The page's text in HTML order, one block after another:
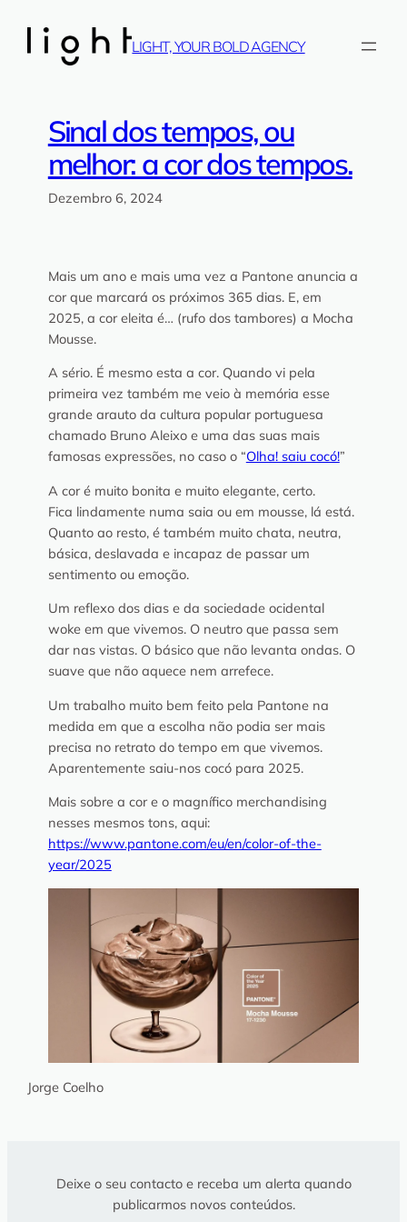
LIGHT, YOUR BOLD AGENCY
Sinal dos tempos, ou
melhor: a cor dos tempos.
Dezembro 6, 2024
Mais um ano e mais uma vez a Pantone anuncia a
cor que marcará os próximos 365 dias. E, em
2025, a cor eleita é… (rufo dos tambores) a Mocha
Mousse.
A sério. É mesmo esta a cor. Quando vi pela
primeira vez também me veio à memória esse
grande arauto da cultura popular portuguesa
chamado Bruno Aleixo e uma das suas mais
famosas expressões, no caso o “Olha! saiu cocó!”
A cor é muito bonita e muito elegante, certo.
Fica lindamente numa saia ou em mousse, lá está.
Quanto ao resto, é também muito chata, neutra,
básica, deslavada e incapaz de passar um
sentimento ou emoção.
Um reflexo dos dias e da sociedade ocidental
wokeem que vivemos. O neutro que passa sem
dar nas vistas. O básico que não levanta ondas. O
suave que não aquece nem arrefece.
Um trabalho muito bem feito pela Pantone na
medida em que a escolha não podia ser mais
precisa no retrato do tempo em que vivemos.
Aparentemente saiu-nos cocó para 2025.
Mais sobre a cor e o magnífico merchandising
nesses mesmos tons, aqui:
https://www.pantone.com/eu/en/color-of-the-
year/2025
Jorge Coelho
Deixe o seu contacto e receba um alerta quando
publicarmos novos conteúdos.